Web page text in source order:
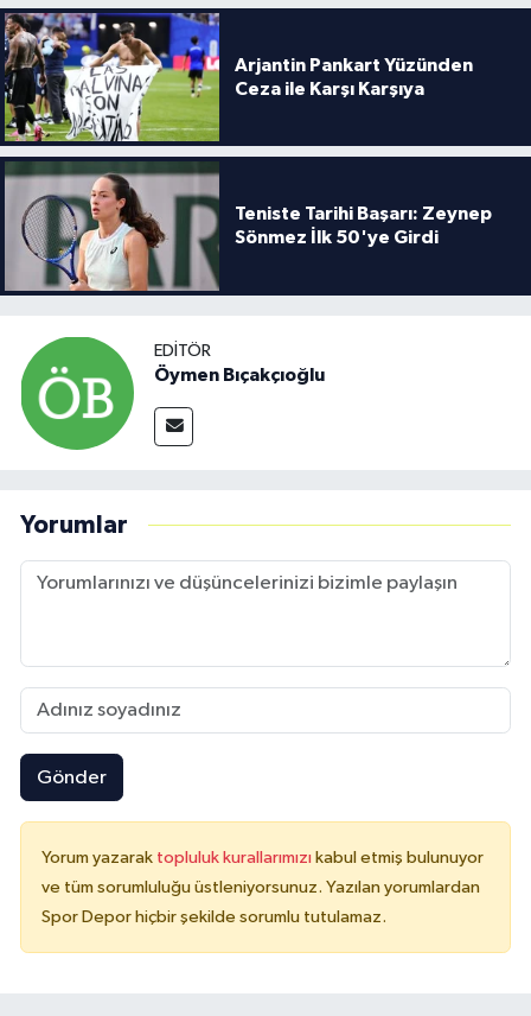
Arjantin Pankart Yüzünden
Ceza ile Karşı Karşıya
Teniste Tarihi Başarı: Zeynep
Sönmez İlk 50'ye Girdi
EDITÖR
Öymen Bıçakçıoğlu
Yorumlar
Gönder
Yorum yazarak topluluk kurallarımızı kabul etmiş bulunuyor
ve tüm sorumluluğu üstleniyorsunuz. Yazılan yorumlardan
Spor Depor hiçbir şekilde sorumlu tutulamaz.